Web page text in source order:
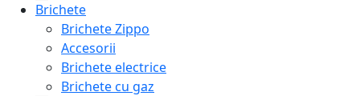
Brichete
Brichete Zippo
Accesorii
Brichete electrice
Brichete cu gaz